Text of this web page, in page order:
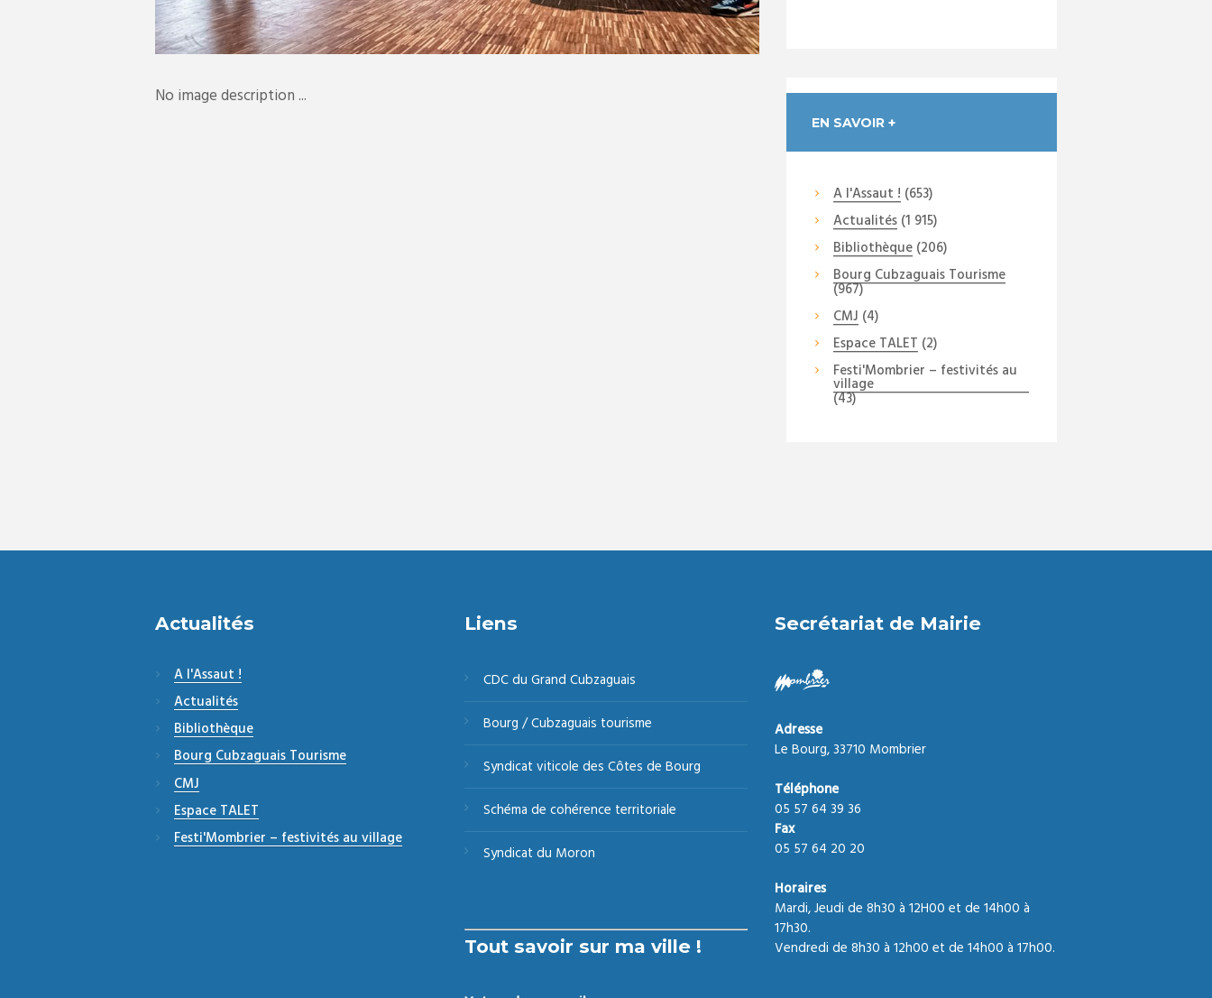
No image description ...
EN SAVOIR +
A l'Assaut ! (653)
Actualités(1 915)
Bibliothèque(206)
Bourg Cubzaguais Tourisme
(967)
CMJ (4)
Espace TALET (2)
Festi'Mombrier – festivités au
village
(43)
Actualités
A l'Assaut !
Actualités
Bibliothèque
Bourg Cubzaguais Tourisme
CMJ
Espace TALET
Festi'Mombrier – festivités au village
Liens
CDC du Grand Cubzaguais
Bourg / Cubzaguais tourisme
Syndicat viticole des Côtes de Bourg
Schéma de cohérence territoriale
Syndicat du Moron
Tout savoir sur ma ville !
Secrétariat de Mairie
Adresse
Le Bourg, 33710 Mombrier
Téléphone
05 57 64 39 36
Fax
05 57 64 20 20
Horaires
Mardi, Jeudi de 8h30 à 12H00 et de 14h00 à
17h30.
Vendredi de 8h30 à 12h00 et de 14h00 à 17h00.